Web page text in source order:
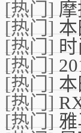
[热门]
[热门]
[热门]
[热门]
[热门]
[热门]
[热门]雅